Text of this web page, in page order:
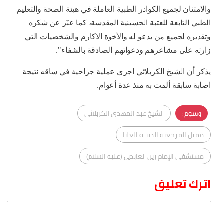
والامتنان لجميع الكوادر الطبية العاملة في هيئة الصحة والتعليم
الطبي التابعة للعتبة الحسينية المقدسة، كما عبّر عن شكره
وتقديره لجميع من يدعو له والأخوة الاكارم والشخصيات التي
زارته على مشاعرهم ودعواتهم الصادقة بالشفاء".
يذكر أن الشيخ الكربلائي اجرى عملية جراحية في ساقه نتيجة
اصابة سابقة ألمت به منذ عدة أعوام.
وسوم :
الشيخ عبد المهدي الكربلائي
ممثل المرجعية الدينية العليا
مستشفى الإمام زين العابدين (عليه السلام)
اترك تعليق